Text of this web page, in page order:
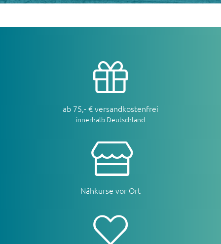
ab 75,- € versandkostenfrei
innerhalb Deutschland
Nähkurse vor Ort